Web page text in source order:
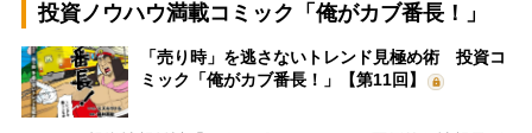
投資ノウハウ満載コミック「俺がカブ番長！」
「売り時」を逃さないトレンド見極め術 投資コ
ミック「俺がカブ番長！」【第11回】